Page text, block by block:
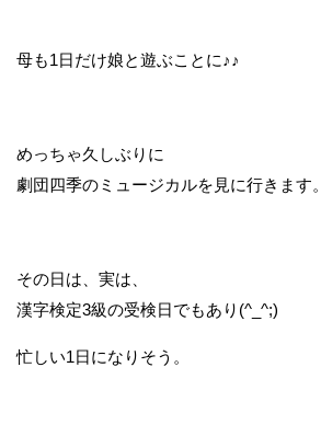
母も1日だけ娘と遊ぶことに♪♪
めっちゃ久しぶりに
劇団四季のミュージカルを見に行きます。
その日は、実は、
漢字検定3級の受検日でもあり(^_^;)
忙しい1日になりそう。